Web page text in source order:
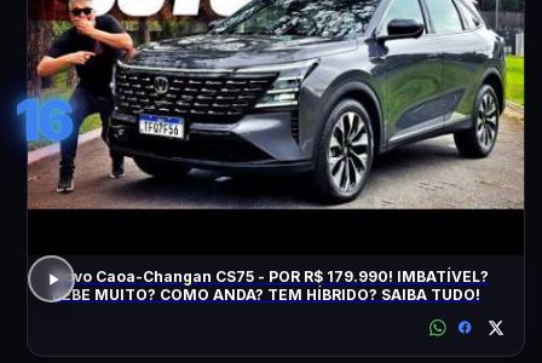
16
Novo Caoa-Changan CS75 - POR R$ 179.990! IMBATÍVEL?
BEBE MUITO? COMO ANDA? TEM HÍBRIDO? SAIBA TUDO!